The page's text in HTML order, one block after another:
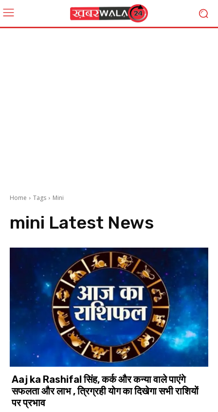
Home Tags Mini
mini Latest News
Aaj ka Rashifal सिंह, कर्क और कन्या वाले पाएंगे
सफलता और लाभ , त्रिग्रही योग का दिखेगा सभी राशियों
पर प्रभाव